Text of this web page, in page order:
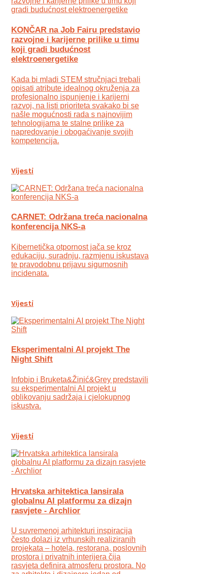
KONČAR na Job Fairu predstavio
razvojne i karijerne prilike u timu
koji gradi budućnost
elektroenergetike
Kada bi mladi STEM stručnjaci trebali
opisati atribute idealnog okruženja za
profesionalno ispunjenje i karijerni
razvoj, na listi prioriteta svakako bi se
našle mogućnosti rada s najnovijim
tehnologijama te stalne prilike za
napredovanje i obogaćivanje svojih
kompetencija.
Vijesti
CARNET: Održana treća nacionalna
konferencija NKS-a
Kibernetička otpornost jača se kroz
edukaciju, suradnju, razmjenu iskustava
te pravodobnu prijavu sigurnosnih
incidenata.
Vijesti
Eksperimentalni AI projekt The
Night Shift
Infobip i Bruketa&Žinić&Grey predstavili
su eksperimentalni AI projekt u
oblikovanju sadržaja i cjelokupnog
iskustva.
Vijesti
Hrvatska arhitektica lansirala
globalnu AI platformu za dizajn
rasvjete - Archlior
U suvremenoj arhitekturi inspiracija
često dolazi iz vrhunskih realiziranih
projekata – hotela, restorana, poslovnih
prostora i privatnih interijera čija
rasvjeta definira atmosferu prostora. No